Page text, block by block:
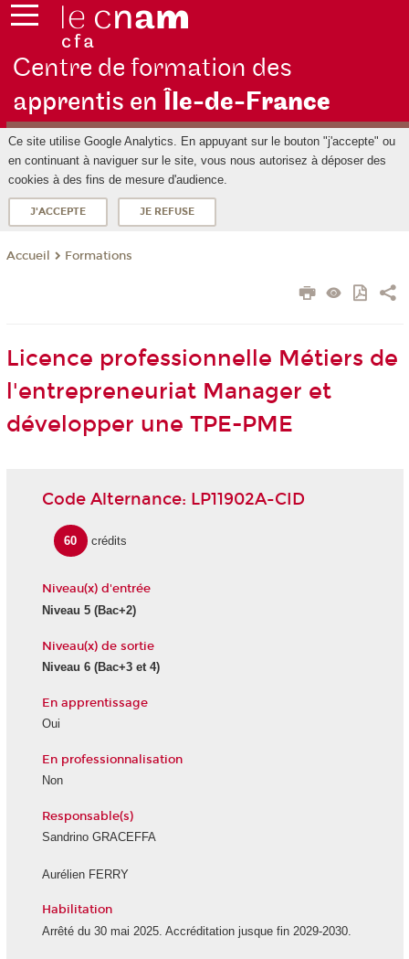
Centre de formation des
apprentis en Île-de-France
Ce site utilise Google Analytics. En appuyant sur le bouton "j'accepte" ou
en continuant à naviguer sur le site, vous nous autorisez à déposer des
cookies à des fins de mesure d'audience.
J'ACCEPTE JE REFUSE
Accueil Formations
Licence professionnelle Métiers de
l'entrepreneuriat Manager et
développer une TPE-PME
Code Alternance: LP11902A-CID
60 crédits
Niveau(x) d'entrée
Niveau 5 (Bac+2)
Niveau(x) de sortie
Niveau 6 (Bac+3 et 4)
En apprentissage
Oui
En professionnalisation
Non
Responsable(s)
Sandrino GRACEFFA
Aurélien FERRY
Habilitation
Arrêté du 30 mai 2025. Accréditation jusque fin 2029-2030.